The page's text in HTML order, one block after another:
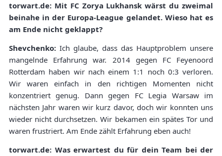
torwart.de: Mit FC Zorya Lukhansk wärst du zweimal
beinahe in der Europa-League gelandet. Wieso hat es
am Ende nicht geklappt?
Shevchenko: Ich glaube, dass das Hauptproblem unsere
mangelnde Erfahrung war. 2014 gegen FC Feyenoord
Rotterdam haben wir nach einem 1:1 noch 0:3 verloren.
Wir waren einfach in den richtigen Momenten nicht
konzentriert genug. Dann gegen FC Legia Warsaw im
nächsten Jahr waren wir kurz davor, doch wir konnten uns
wieder nicht durchsetzen. Wir bekamen ein spätes Tor und
waren frustriert. Am Ende zählt Erfahrung eben auch!
torwart.de: Was erwartest du für dein Team bei der